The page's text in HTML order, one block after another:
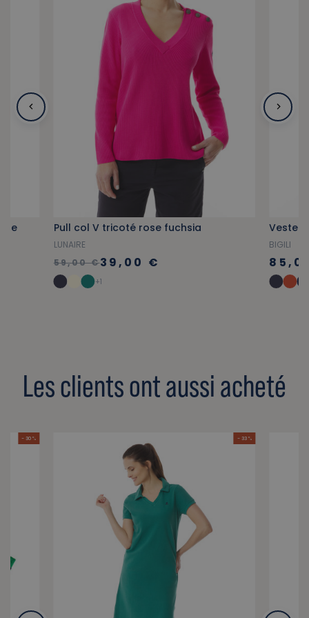
Pull col V tricoté rose fuchsia
LUNAIRE
59,00 €39,00 €
+1
Veste
BIGILI
Les clients ont aussi acheté
- 30 % - 33 %